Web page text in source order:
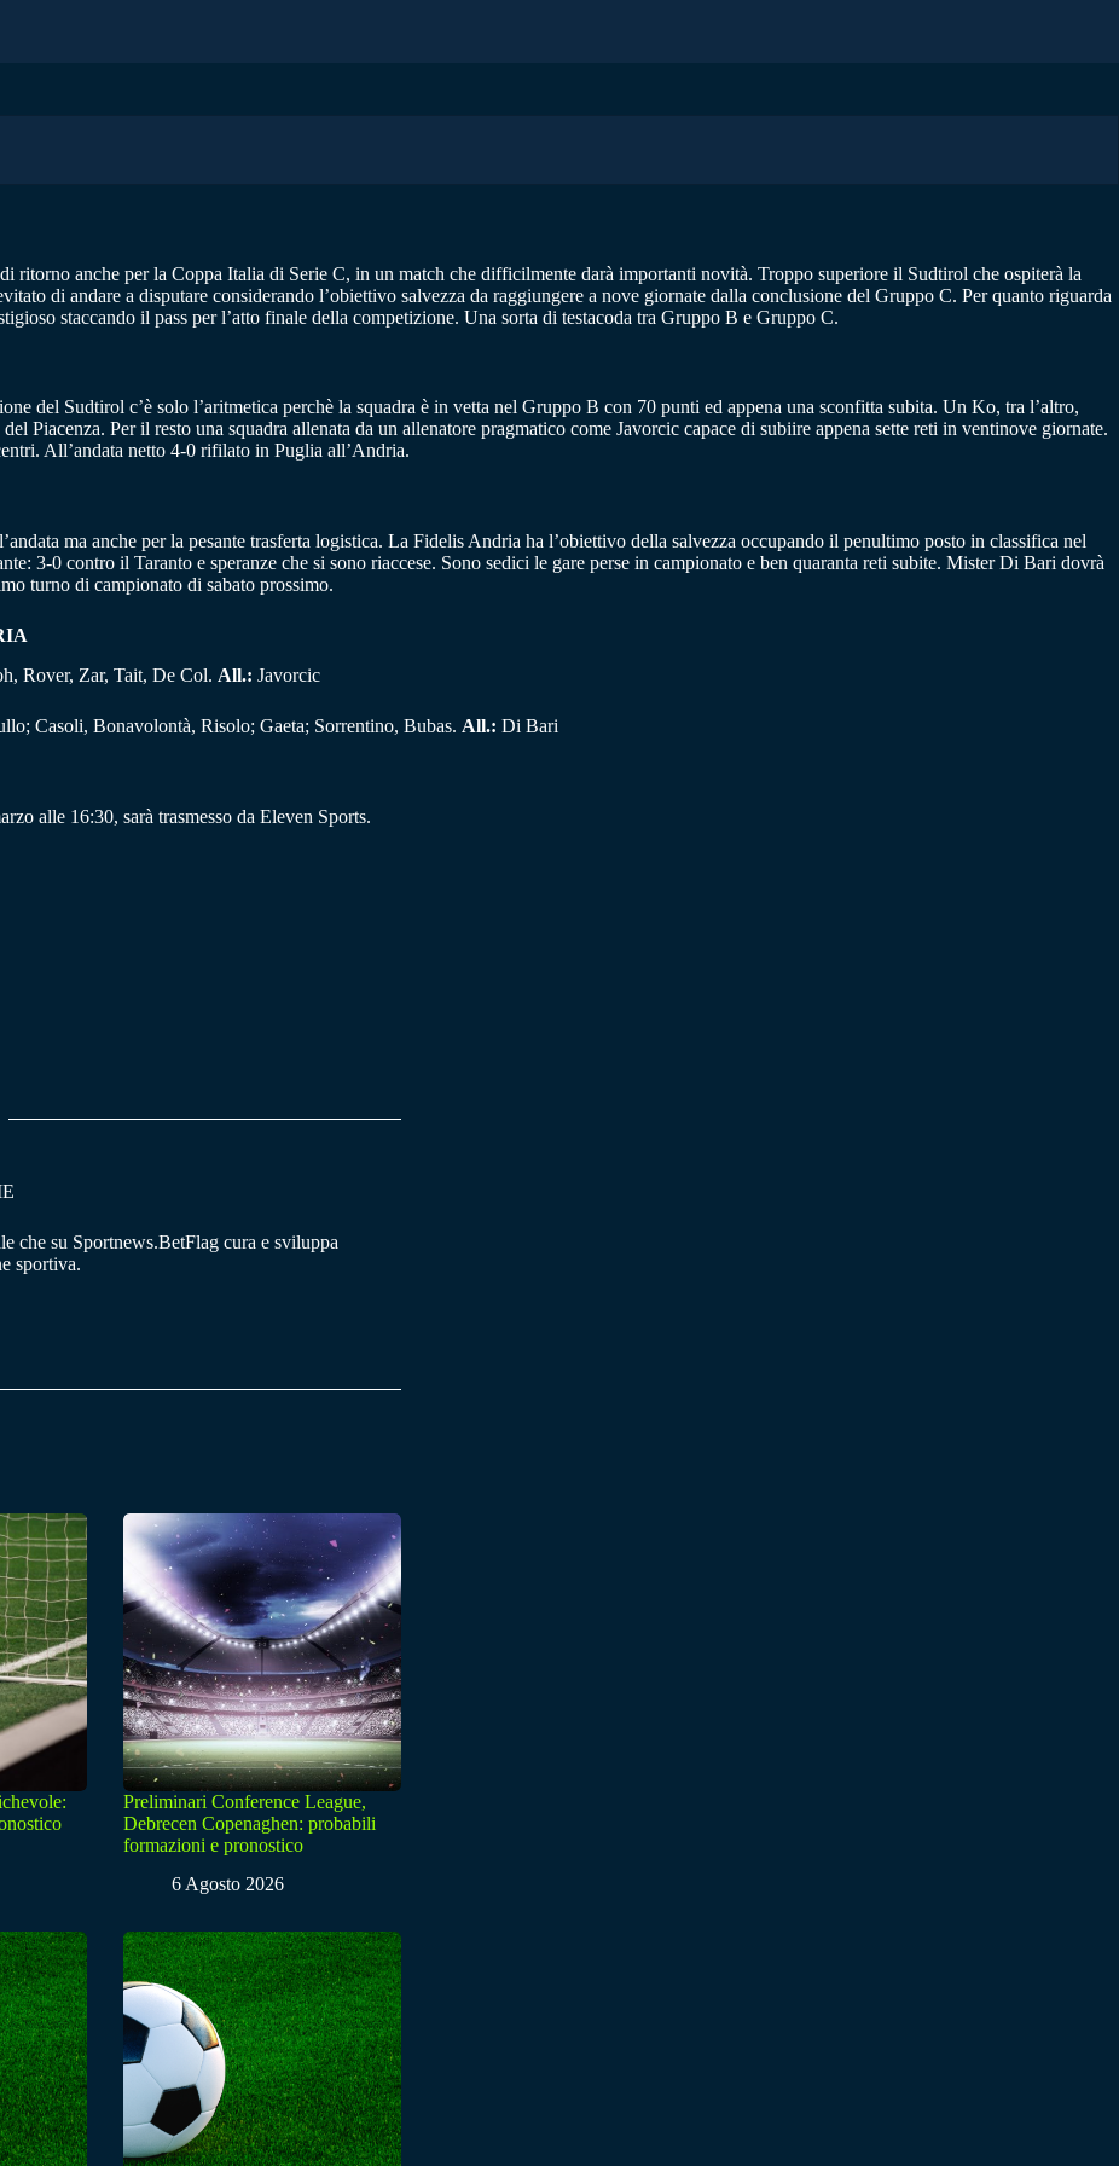
ritorno anche per la Coppa Italia di Serie C, in un match che difficilmente darà importanti novità. Troppo superiore il Sudtirol che ospiterà la
di andare a disputare considerando l’obiettivo salvezza da raggiungere a nove giornate dalla conclusione del Gruppo C. Per quanto riguarda
staccando il pass per l’atto finale della competizione. Una sorta di testacoda tra Gruppo B e Gruppo C.
del Sudtirol c’è solo l’aritmetica perchè la squadra è in vetta nel Gruppo B con 70 punti ed appena una sconfitta subita. Un Ko, tra l’altro,
Piacenza. Per il resto una squadra allenata da un allenatore pragmatico come Javorcic capace di subiire appena sette reti in ventinove giornate.
All’andata netto 4-0 rifilato in Puglia all’Andria.
ma anche per la pesante trasferta logistica. La Fidelis Andria ha l’obiettivo della salvezza occupando il penultimo posto in classifica nel
3-0 contro il Taranto e speranze che si sono riaccese. Sono sedici le gare perse in campionato e ben quaranta reti subite. Mister Di Bari dovrà
turno di campionato di sabato prossimo.
Rover, Zar, Tait, De Col. All.: Javorcic
Casoli, Bonavolontà, Risolo; Gaeta; Sorrentino, Bubas. All.: Di Bari
alle 16:30, sarà trasmesso da Eleven Sports.
che su Sportnews.BetFlag cura e sviluppa
sportiva.
Preliminari Conference League,
Debrecen Copenaghen: probabili
formazioni e pronostico
6 Agosto 2026